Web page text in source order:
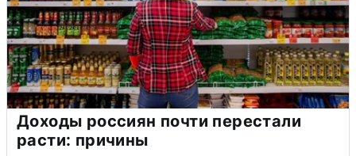
Доходы россиян почти перестали
расти: причины